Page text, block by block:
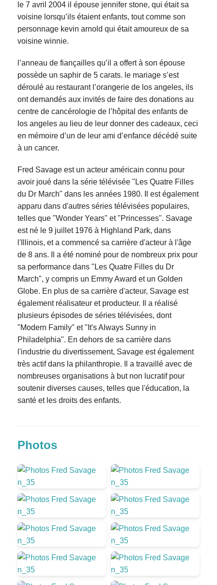
le 7 avril 2004 il épouse jennifer stone, qui était sa
voisine lorsqu’ils étaient enfants, tout comme son
personnage kevin arnold qui était amoureux de sa
voisine winnie.
l’anneau de fiançailles qu’il a offert à son épouse
possède un saphir de 5 carats. le mariage s’est
déroulé au restaurant l’orangerie de los angeles, ils
ont demandés aux invités de faire des donations au
centre de cancérologie de l’hôpital des enfants de
los angeles au lieu de leur donner des cadeaux, ceci
en mémoire d’un de leur ami d’enfance décédé suite
à un cancer.
Fred Savage est un acteur américain connu pour
avoir joué dans la série télévisée "Les Quatre Filles
du Dr March" dans les années 1980. Il est également
apparu dans d'autres séries télévisées populaires,
telles que "Wonder Years" et "Princesses". Savage
est né le 9 juillet 1976 à Highland Park, dans
l'Illinois, et a commencé sa carrière d'acteur à l'âge
de 8 ans. Il a été nominé pour de nombreux prix pour
sa performance dans "Les Quatre Filles du Dr
March", y compris un Emmy Award et un Golden
Globe. En plus de sa carrière d'acteur, Savage est
également réalisateur et producteur. Il a réalisé
plusieurs épisodes de séries télévisées, dont
"Modern Family" et "It's Always Sunny in
Philadelphia". En dehors de sa carrière dans
l'industrie du divertissement, Savage est également
très actif dans la philanthropie. Il a travaillé avec de
nombreuses organisations à but non lucratif pour
soutenir diverses causes, telles que l'éducation, la
santé et les droits des enfants.
Photos